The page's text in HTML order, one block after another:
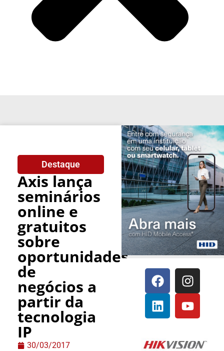
Destaque
Axis lança
seminários
online e
gratuitos
sobre
oportunidades
de
negócios a
partir da
tecnologia
IP
30/03/2017